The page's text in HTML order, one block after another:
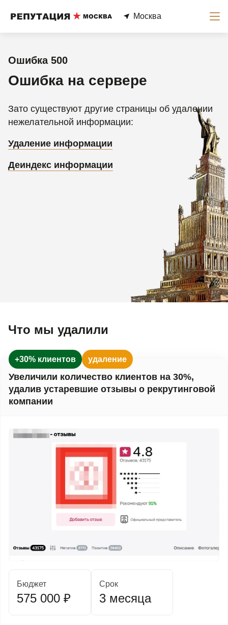
Москва
Ошибка 500
Ошибка на сервере
Зато существуют другие страницы об удалении
нежелательной информации:
Удаление информации
Деиндекс информации
Что мы удалили
+30% клиентов удаление
Увеличили количество клиентов на 30%,
удалив устаревшие отзывы о рекрутинговой
компании
Бюджет
575 000 ₽
Срок
3 месяца